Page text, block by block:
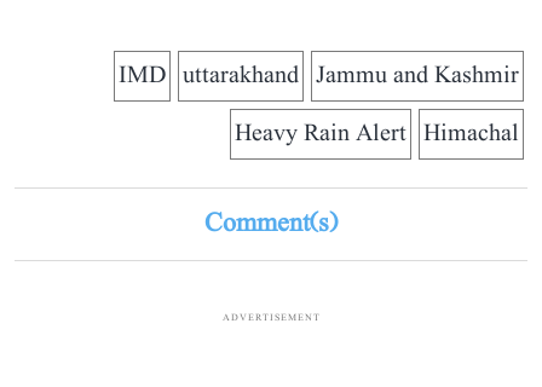
Jammu and Kashmir
uttarakhand
IMD
Himachal
Heavy Rain Alert
Comment(s)
ADVERTISEMENT